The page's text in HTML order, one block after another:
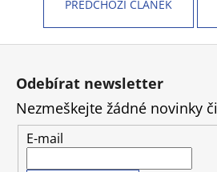
PŘEDCHOZÍ ČLÁNEK
Z
Odebírat newsletter
Nezmeškejte žádné novinky
E-mail